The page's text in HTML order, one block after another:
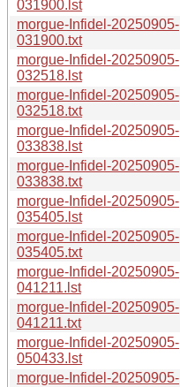
031900.lst
morgue-Infidel-20250905-
031900.txt
morgue-Infidel-20250905-
032518.lst
morgue-Infidel-20250905-
032518.txt
morgue-Infidel-20250905-
033838.lst
morgue-Infidel-20250905-
033838.txt
morgue-Infidel-20250905-
035405.lst
morgue-Infidel-20250905-
035405.txt
morgue-Infidel-20250905-
041211.lst
morgue-Infidel-20250905-
041211.txt
morgue-Infidel-20250905-
050433.lst
morgue-Infidel-20250905-